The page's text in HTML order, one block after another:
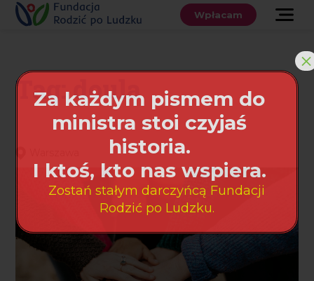
Przewiń
treści
Co robimy
Wspieraj
nas
Sklep
Niezbędnik
Wpłacam
Tag: doula
Za każdym pismem do
ministra stoi czyjaś
historia.
I ktoś, kto nas wspiera.
Zostań stałym darczyńcą Fundacji
Rodzić po Ludzku.
×